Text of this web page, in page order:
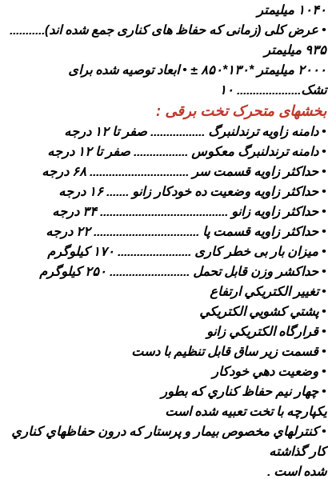
۱۰۴۰ ميليمتر
• عرض کلی (زمانی که حفاظ های کناری جمع شده اند)...........
۹۳۵ ميليمتر
۲۰۰۰ ميليمتر *۱۳۰*۸۵۰ ± • ابعاد توصيه شده برای
تشک.................... ۱۰
بخشهای متحرک تخت برقی :
• دامنه زاويه ترندلنبرگ ................. صفر تا ۱۲ درجه
• دامنه ترندلنبرگ معکوس ................. صفر تا ۱۲ درجه
• حداکثر زاويه قسمت سر ............................... ۶۸ درجه
• حداکثر زاويه وضعيت ده خودکار زانو ....... ۱۶ درجه
• حداکثر زاويه زانو ........................................ ۳۴ درجه
• حداکثر زاويه قسمت پا ................................. ۲۲ درجه
• ميزان بار بی خطر کاری ....................... ۱۷۰ کيلوگرم
• حداکشر وزن قابل تحمل ......................... ۲۵۰ کيلوگرم
• تغيير الكتريكي ارتفاع
• پشتي كشويي الكتريكي
• قرارگاه الكتريكي زانو
• قسمت زير ساق قابل تنظيم با دست
• وضعيت دهي خودكار
• چهار نيم حفاظ كناري كه بطور
يكپارچه با تخت تعبيه شده است
• كنترلهاي مخصوص بيمار و پرستار كه درون حفاظهاي كناري
كار گذاشته
شده است .